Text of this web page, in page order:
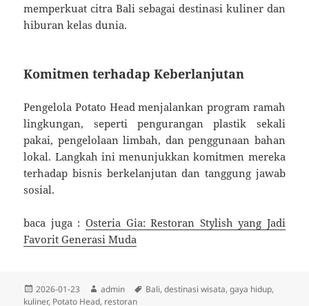
memperkuat citra Bali sebagai destinasi kuliner dan
hiburan kelas dunia.
Komitmen terhadap Keberlanjutan
Pengelola Potato Head menjalankan program ramah
lingkungan, seperti pengurangan plastik sekali
pakai, pengelolaan limbah, dan penggunaan bahan
lokal. Langkah ini menunjukkan komitmen mereka
terhadap bisnis berkelanjutan dan tanggung jawab
sosial.
baca juga : Osteria Gia: Restoran Stylish yang Jadi
Favorit Generasi Muda
Diposkan
pada
2026-01-23 Penulis
admin Tag
Bali,destinasi wisata,gaya hidup,
kuliner, Potato Head, restoran